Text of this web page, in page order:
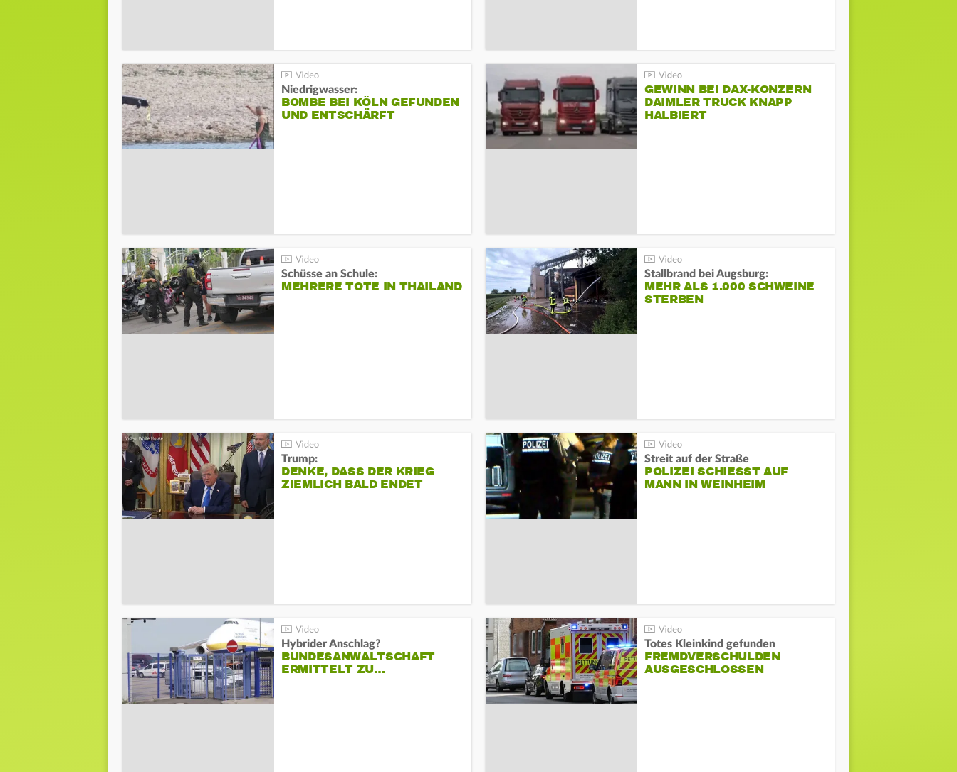
Niedrigwasser:
BOMBE BEI KÖLN GEFUNDEN
UND ENTSCHÄRFT
GEWINN BEI DAX-KONZERN
DAIMLER TRUCK KNAPP
HALBIERT
Schüsse an Schule:
MEHRERE TOTE IN THAILAND
Stallbrand bei Augsburg:
MEHR ALS 1.000 SCHWEINE
STERBEN
Trump:
DENKE, DASS DER KRIEG
ZIEMLICH BALD ENDET
Streit auf der Straße
POLIZEI SCHIESST AUF M
ANN IN WEINHEIM
Hybrider Anschlag?
BUNDESANWALTSCHAFT
ERMITTELT ZU…
Totes Kleinkind gefunden
FREMDVERSCHULDEN
AUSGESCHLOSSEN